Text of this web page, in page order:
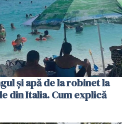
și apă de la robinet la
din Italia. Cum explică